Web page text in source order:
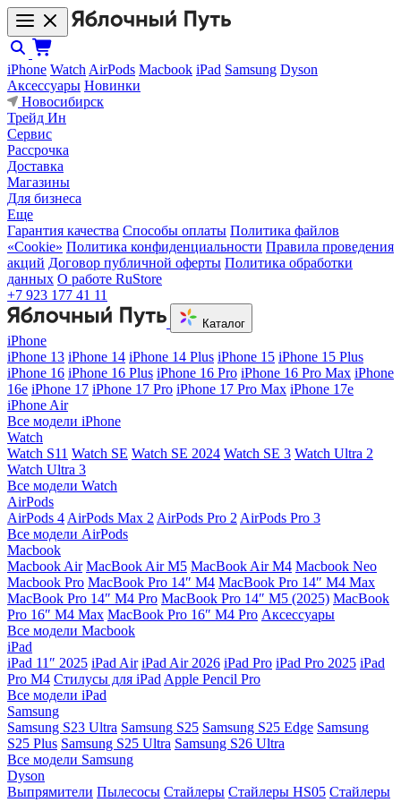
iPhone Watch AirPods Macbook iPad Samsung Dyson
Аксессуары Новинки
Новосибирск
Трейд Ин
Сервис
Рассрочка
Доставка
Магазины
Для бизнеса
Еще
Гарантия качества Способы оплаты Политика файлов
«Cookie» Политика конфиденциальности Правила проведения
акций Договор публичной оферты Политика обработки
данных О работе RuStore
+7 923 177 41 11
Каталог
iPhone
iPhone 13 iPhone 14 iPhone 14 Plus iPhone 15 iPhone 15 Plus
iPhone 16 iPhone 16 Plus iPhone 16 Pro iPhone 16 Pro Max iPhone
16e iPhone 17 iPhone 17 Pro iPhone 17 Pro Max iPhone 17e
iPhone Air
Все модели iPhone
Watch
Watch S11 Watch SE Watch SE 2024 Watch SE 3 Watch Ultra 2
Watch Ultra 3
Все модели Watch
AirPods
AirPods 4 AirPods Max 2 AirPods Pro 2 AirPods Pro 3
Все модели AirPods
Macbook
Macbook Air MacBook Air M5 MacBook Air М4 Macbook Neo
Macbook Pro MacBook Pro 14″ M4 MacBook Pro 14″ M4 Max
MacBook Pro 14″ M4 Pro MacBook Pro 14″ M5 (2025) MacBook
Pro 16″ M4 Max MacBook Pro 16″ M4 Pro Аксессуары
Все модели Macbook
iPad
iPad 11″ 2025 iPad Air iPad Air 2026 iPad Pro iPad Pro 2025 iPad
Pro M4 Стилусы для iPad Apple Pencil Pro
Все модели iPad
Samsung
Samsung S23 Ultra Samsung S25 Samsung S25 Edge Samsung
S25 Plus Samsung S25 Ultra Samsung S26 Ultra
Все модели Samsung
Dyson
Выпрямители Пылесосы Стайлеры Стайлеры HS05 Стайлеры